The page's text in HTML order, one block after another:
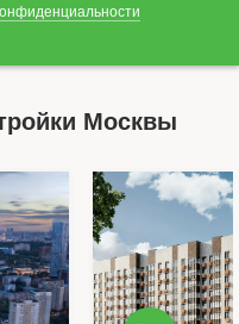
Москвы